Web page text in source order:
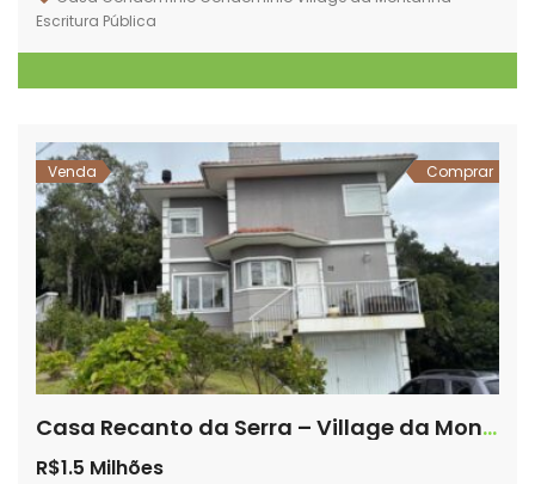
Escritura Pública
Venda Comprar
Casa Recanto da Serra – Village da Montanha
R$1.5 Milhões